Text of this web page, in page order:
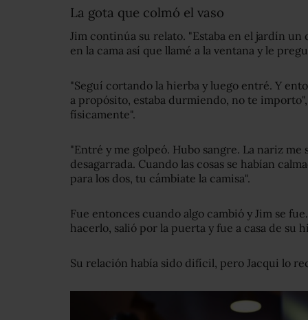
La gota que colmó el vaso
Jim continúa su relato. "Estaba en el jardín un
en la cama así que llamé a la ventana y le
"Seguí cortando la hierba y luego entré. Y
a propósito, estaba durmiendo, no te
físicamente".
"Entré y me golpeó. Hubo sangre. La nariz me
desagarrada. Cuando las cosas se habían
para los dos, tu cámbiate la camisa".
Fue entonces cuando algo cambió y Jim se
hacerlo, salió por la puerta y fue a casa de su
Su relación había sido difícil, pero Jacqui lo